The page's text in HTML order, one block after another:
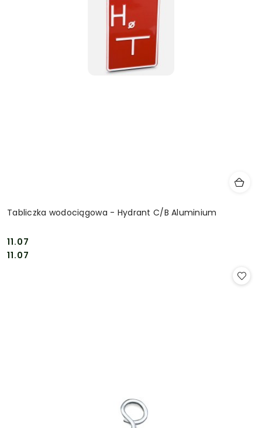
Tabliczka wodociągowa - Hydrant C/B Aluminium
Cena:
11.07
Cena:
11.07